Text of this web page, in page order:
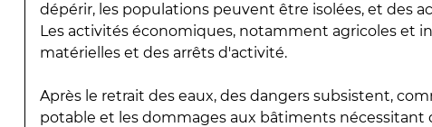
dépérir, les populations peuvent être isolées, et des
Les activités économiques, notamment agricoles et
matérielles et des arrêts d'activité.
Après le retrait des eaux, des dangers subsistent,
potable et les dommages aux bâtiments nécessitant